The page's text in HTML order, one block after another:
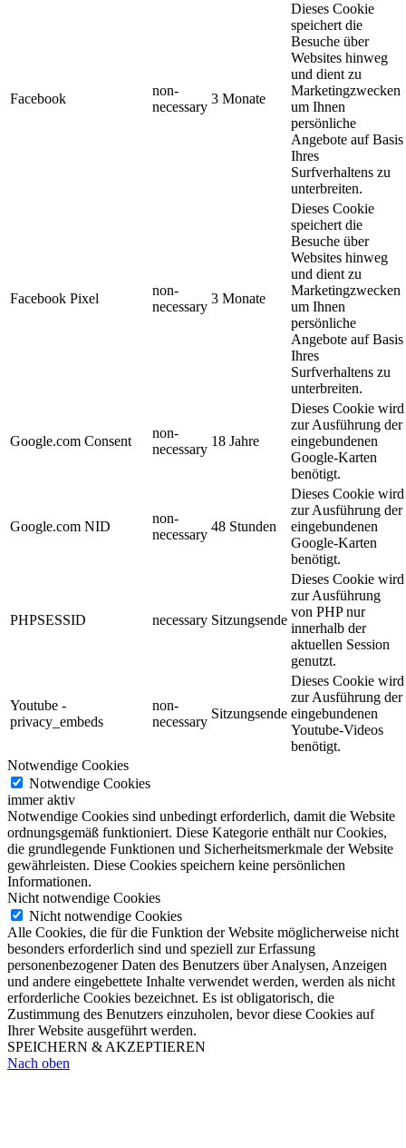
Facebook
non-
necessary
3 Monate
Dieses Cookie
speichert die
Besuche über
Websites hinweg
und dient zu
Marketingzwecken
um Ihnen
persönliche
Angebote auf Basis
Ihres
Surfverhaltens zu
unterbreiten.
Facebook Pixel
non-
necessary
3 Monate
Dieses Cookie
speichert die
Besuche über
Websites hinweg
und dient zu
Marketingzwecken
um Ihnen
persönliche
Angebote auf Basis
Ihres
Surfverhaltens zu
unterbreiten.
Google.com Consent
non-
necessary
18 Jahre
Dieses Cookie wird
zur Ausführung der
eingebundenen
Google-Karten
benötigt.
Google.com NID
non-
necessary
48 Stunden
Dieses Cookie wird
zur Ausführung der
eingebundenen
Google-Karten
benötigt.
PHPSESSID necessary Sitzungsende
Dieses Cookie wird
zur Ausführung
von PHP nur
innerhalb der
aktuellen Session
genutzt.
Youtube -
privacy_embeds
non-
necessary
Sitzungsende
Dieses Cookie wird
zur Ausführung der
eingebundenen
Youtube-Videos
benötigt.
Notwendige Cookies
Notwendige Cookies
immer aktiv
Notwendige Cookies sind unbedingt erforderlich, damit die Website
ordnungsgemäß funktioniert. Diese Kategorie enthält nur Cookies,
die grundlegende Funktionen und Sicherheitsmerkmale der Website
gewährleisten. Diese Cookies speichern keine persönlichen
Informationen.
Nicht notwendige Cookies
Nicht notwendige Cookies
Alle Cookies, die für die Funktion der Website möglicherweise nicht
besonders erforderlich sind und speziell zur Erfassung
personenbezogener Daten des Benutzers über Analysen, Anzeigen
und andere eingebettete Inhalte verwendet werden, werden als nicht
erforderliche Cookies bezeichnet. Es ist obligatorisch, die
Zustimmung des Benutzers einzuholen, bevor diese Cookies auf
Ihrer Website ausgeführt werden.
SPEICHERN & AKZEPTIEREN
Nach oben